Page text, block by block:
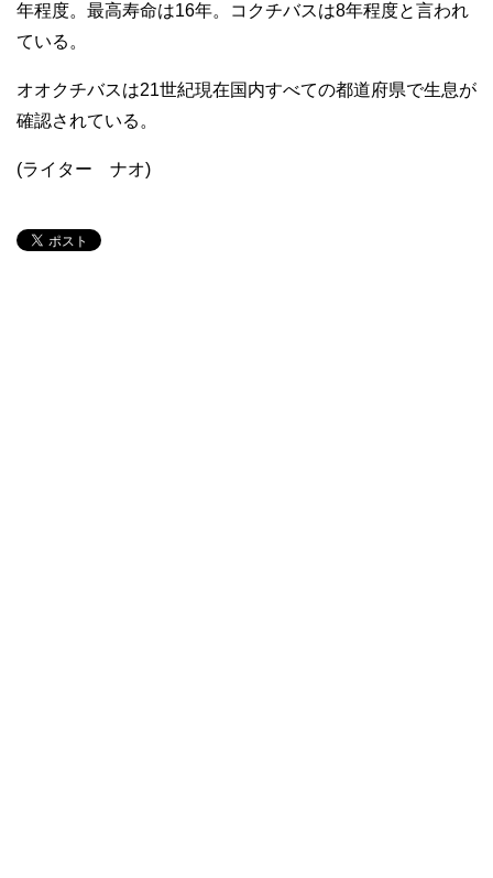
年程度。最高寿命は16年。コクチバスは8年程度と言われ
ている。
オオクチバスは21世紀現在国内すべての都道府県で生息が
確認されている。
(ライター ナオ)